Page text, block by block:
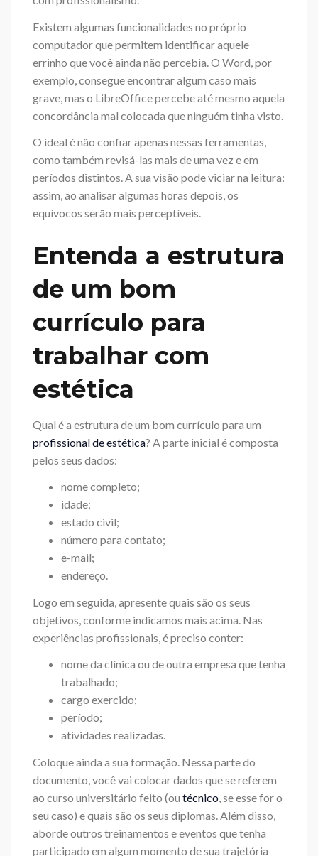
Existem algumas funcionalidades no próprio
computador que permitem identificar aquele
errinho que você ainda não percebia. O Word, por
exemplo, consegue encontrar algum caso mais
grave, mas o LibreOffice percebe até mesmo aquela
concordância mal colocada que ninguém tinha visto.
O ideal é não confiar apenas nessas ferramentas,
como também revisá-las mais de uma vez e em
períodos distintos. A sua visão pode viciar na leitura:
assim, ao analisar algumas horas depois, os
equívocos serão mais perceptíveis.
Entenda a estrutura
de um bom
currículo para
trabalhar com
estética
Qual é a estrutura de um bom currículo para um
profissional de estética? A parte inicial é composta
pelos seus dados:
nome completo;
idade;
estado civil;
número para contato;
e-mail;
endereço.
Logo em seguida, apresente quais são os seus
objetivos, conforme indicamos mais acima. Nas
experiências profissionais, é preciso conter:
nome da clínica ou de outra empresa que tenha
trabalhado;
cargo exercido;
período;
atividades realizadas.
Coloque ainda a sua formação. Nessa parte do
documento, você vai colocar dados que se referem
ao curso universitário feito (ou técnico , se esse for o
seu caso) e quais são os seus diplomas. Além disso,
aborde outros treinamentos e eventos que tenha
participado em algum momento de sua trajetória